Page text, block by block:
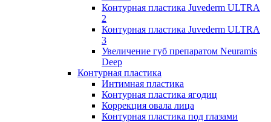
Контурная пластика Juvederm ULTRA
2
Контурная пластика Juvederm ULTRA
3
Увеличение губ препаратом Neuramis
Deep
Контурная пластика
Интимная пластика
Контурная пластика ягодиц
Коррекция овала лица
Контурная пластика под глазами